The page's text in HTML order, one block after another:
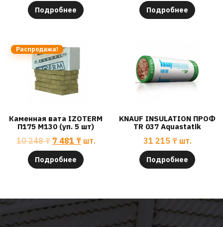
Подробнее Подробнее
Распродажа!
Каменная вата IZOTERM
П175 М130 (уп. 5 шт)
10 248₸ 7 481 ₸ шт.
Подробнее
KNAUF INSULATION ПРОФ
TR 037 Aquastatik
31 215 ₸ шт.
Подробнее